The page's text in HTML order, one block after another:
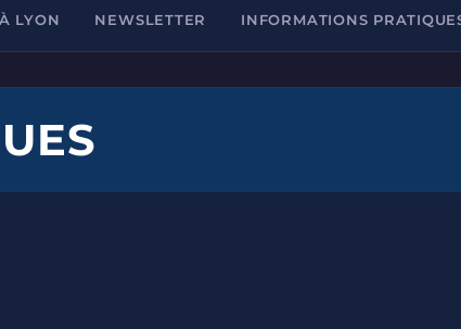
LYON NEWSLETTER INFORMATIONS